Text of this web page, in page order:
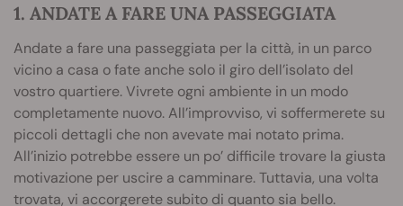
1. ANDATE A FARE UNA PASSEGGIATA
Andate a fare una passeggiata per la città, in un parco
vicino a casa o fate anche solo il giro dell’isolato del
vostro quartiere. Vivrete ogni ambiente in un modo
completamente nuovo. All’improvviso, vi soffermerete su
piccoli dettagli che non avevate mai notato prima.
All’inizio potrebbe essere un po’ difficile trovare la giusta
motivazione per uscire a camminare. Tuttavia, una volta
trovata, vi accorgerete subito di quanto sia bello.